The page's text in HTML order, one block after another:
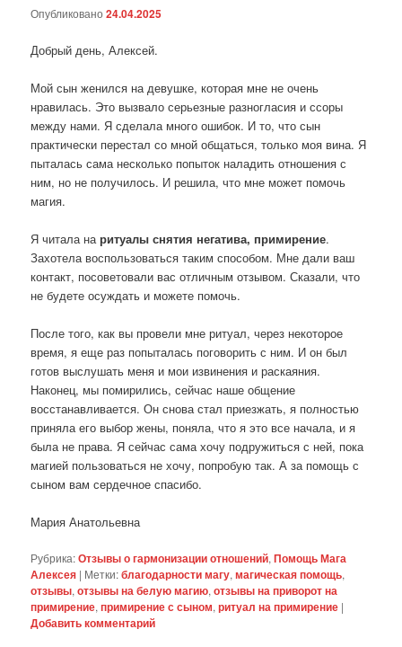
Опубликовано24.04.2025
Добрый день, Алексей.
Мой сын женился на девушке, которая мне не очень
нравилась. Это вызвало серьезные разногласия и ссоры
между нами. Я сделала много ошибок. И то, что сын
практически перестал со мной общаться, только моя вина. Я
пыталась сама несколько попыток наладить отношения с
ним, но не получилось. И решила, что мне может помочь
магия.
Я читала наритуалы снятия негатива, примирение.
Захотела воспользоваться таким способом. Мне дали ваш
контакт, посоветовали вас отличным отзывом. Сказали, что
не будете осуждать и можете помочь.
После того, как вы провели мне ритуал, через некоторое
время, я еще раз попыталась поговорить с ним. И он был
готов выслушать меня и мои извинения и раскаяния.
Наконец, мы помирились, сейчас наше общение
восстанавливается. Он снова стал приезжать, я полностью
приняла его выбор жены, поняла, что я это все начала, и я
была не права. Я сейчас сама хочу подружиться с ней, пока
магией пользоваться не хочу, попробую так. А за помощь с
сыном вам сердечное спасибо.
Мария Анатольевна
Рубрика:Отзывы о гармонизации отношений,Помощь Мага
Алексея | Метки:благодарности магу,магическая помощь,
отзывы,отзывы на белую магию,отзывы на приворот на
примирение,примирение с сыном,ритуал на примирение |
Добавить комментарий